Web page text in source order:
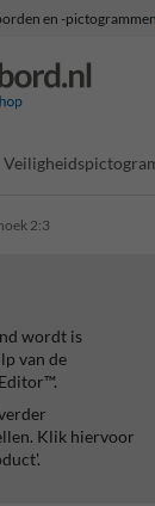
en -pictogrammen
2:3
wordt is
van de
Klik hiervoor